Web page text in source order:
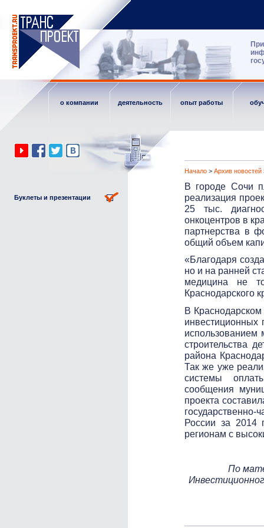
о компании деятельность опыт работы
Буклеты и презентации
Начало > Архив новостей
В городе Сочи
реализация
25 тыс.
онкоцентров в
партнерства в
общий объем
«Благодаря
но и на ранней
медицина не
Краснодарского
В
инвестиционных
использованием
строительства
района
Так же уже
системы
сообщения
проекта
России за 2014
регионам с
По